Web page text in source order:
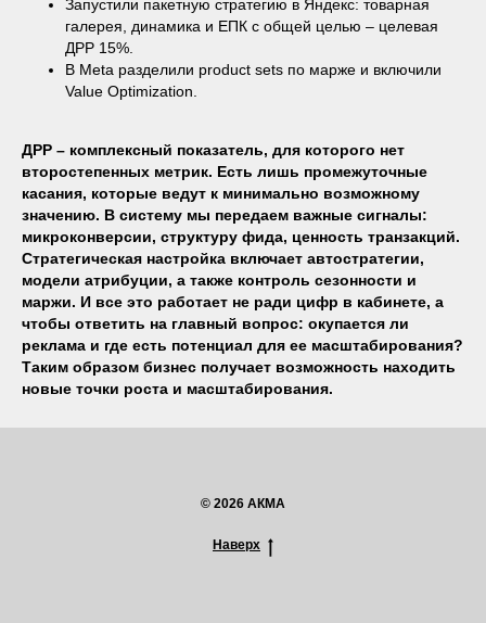
Запустили пакетную стратегию в Яндекс: товарная
галерея, динамика и ЕПК с общей целью – целевая
ДРР 15%.
В Meta разделили product sets по марже и включили
Value Optimization.
ДРР – комплексный показатель, для которого нет
второстепенных метрик. Есть лишь промежуточные
касания, которые ведут к минимально возможному
значению. В систему мы передаем важные сигналы:
микроконверсии, структуру фида, ценность транзакций.
Стратегическая настройка включает автостратегии,
модели атрибуции, а также контроль сезонности и
маржи. И все это работает не ради цифр в кабинете, а
чтобы ответить на главный вопрос: окупается ли
реклама и где есть потенциал для ее масштабирования?
Таким образом бизнес получает возможность находить
новые точки роста и масштабирования.
© 2026 АКМА
Наверх